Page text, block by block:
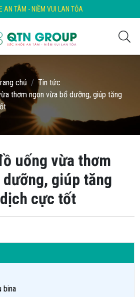
AN TÂM - NIỀM VUI LAN TỎA
chủ
Tin tức
thơm ngon vừa bổ dưỡng, giúp tăng
uống vừa thơm
giúp tăng
cực tốt
bina